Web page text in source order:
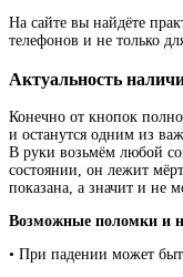
На сайте вы найдёте
телефонов и не только
Актуальность
Конечно от кнопок
и останутся одним из
В руки возьмём любой
состоянии, он лежит
показана, а значит и не
Возможные поломки и
• При падении может